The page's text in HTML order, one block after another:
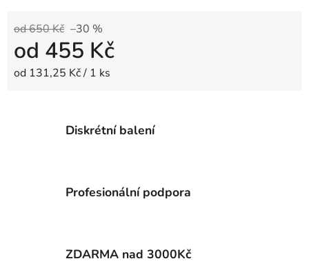
od 650 Kč –30 %
od 455 Kč
Měrná cena:
od 131,25 Kč / 1 ks
Diskrétní balení
Profesionální podpora
ZDARMA nad 3000Kč